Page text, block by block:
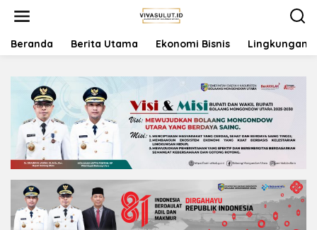
Beranda Berita Utama Ekonomi Bisnis Lingkungan